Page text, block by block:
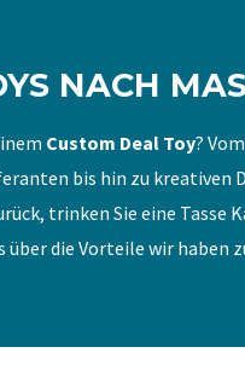
NACH
Custom Deal Toy? Vom
bis hin zu kreativen
trinken Sie eine Tasse
über die Vorteile wir haben